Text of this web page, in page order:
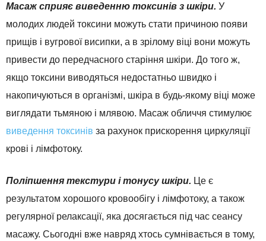
Масаж сприяє виведенню токсинів з шкіри. У
молодих людей токсини можуть стати причиною появи
прищів і вугрової висипки, а в зрілому віці вони можуть
привести до передчасного старіння шкіри. До того ж,
якщо токсини виводяться недостатньо швидко і
накопичуються в організмі, шкіра в будь-якому віці може
виглядати тьмяною і млявою. Масаж обличчя стимулює
виведення токсинів за рахунок прискорення циркуляції
крові і лімфотоку.
Поліпшення текстури і тонусу шкіри. Це є
результатом хорошого кровообігу і лімфотоку, а також
регулярної релаксації, яка досягається під час сеансу
масажу. Сьогодні вже навряд хтось сумнівається в тому,